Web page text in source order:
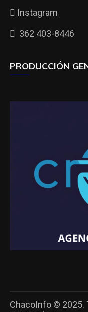
Instagram
362 403-8446
PRODUCCIÓN
ChacoInfo © 2025.